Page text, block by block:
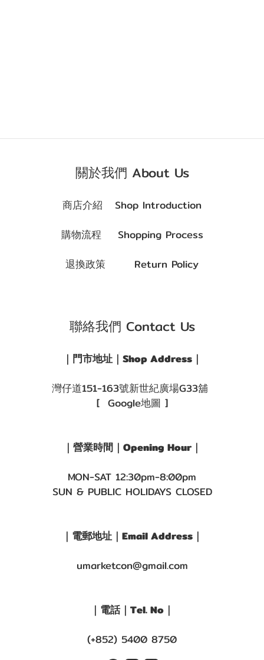
關於我們 About Us
商店介紹 Shop Introduction
購物流程 Shopping Process
退換政策 Return Policy
聯絡我們 Contact Us
｜門市地址｜Shop Address｜
灣仔道151-163號新世紀廣場G33舖
[ Google地圖 ]
｜營業時間｜Opening Hour｜
MON-SAT 12:30pm-8:00pm
SUN & PUBLIC HOLIDAYS CLOSED
｜電郵地址｜Email Address｜
umarketcon@gmail.com
｜電話｜Tel. No｜
(+852) 5400 8750